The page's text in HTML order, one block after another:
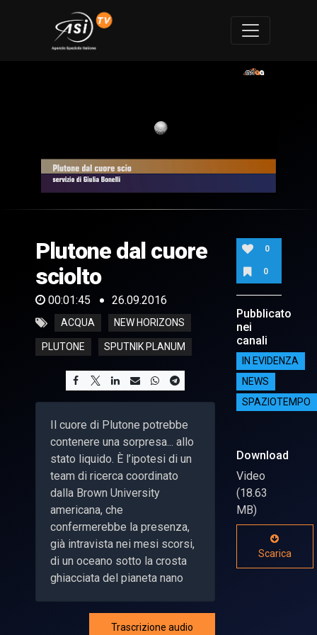
of
45
seconds
Plutone dal cuore
sciolto
00:01:45 26.09.2016
ACQUA NEW HORIZONS
PLUTONE SPUTNIK PLANUM
Il cuore di Plutone potrebbe
contenere una sorpresa... allo
stato liquido. È l’ipotesi di un
team di ricerca coordinato
dalla Brown University
americana, che
confermerebbe la presenza,
già intravista nei mesi scorsi,
di un oceano sotto la crosta
ghiacciata del pianeta nano
Trascrizione audio
0
0
Pubblicato
nei
canali
IN EVIDENZA
NEWS
SPAZIOTEMPO
Download
Video
(18.63
MB)
Scarica